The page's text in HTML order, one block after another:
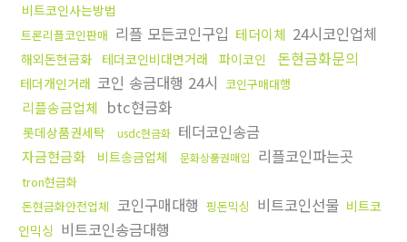
비트코인사는방법
트론리플코인판매 리플 모든코인구입 테더이체 24시코인업체
해외돈현금화 테더코인비대면거래 파이코인 돈현금화문의
테더개인거래 코인 송금대행 24시 코인구매대행
리플송금업체 btc현금화
롯데상품권세탁 usdc현금화 테더코인송금
자금현금화 비트송금업체 문화상품권매입 리플코인파는곳
tron현금화
돈현금화안전업체 코인구매대행 핑돈믹싱 비트코인선물 비트코
인믹싱 비트코인송금대행